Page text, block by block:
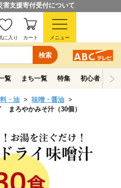
害支援寄付受付について
検索
に入り カート メニュー
覧 まち一覧 特集 初心者ガイド
・油
味噌・醤油
まろやかみそ汁（30個）